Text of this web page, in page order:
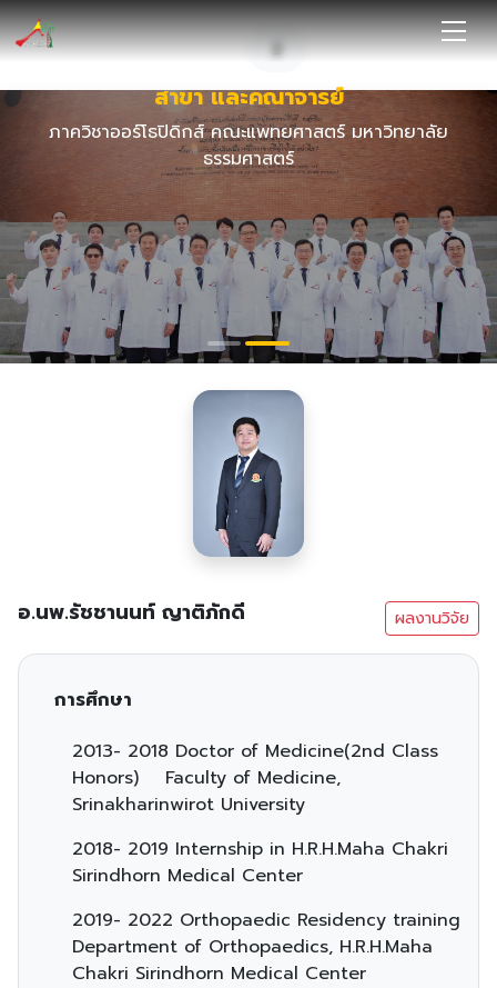
1 2
สาขา และคณาจารย์
ภาควิชาออร์โธปิดิกส์ คณะแพทยศาสตร์ มหาวิทยาลัย
ธรรมศาสตร์
อ.นพ.รัชชานนท์ ญาติภักดี ผลงานวิจัย
การศึกษา
2013- 2018 Doctor of Medicine(2nd Class
Honors) Faculty of Medicine,
Srinakharinwirot University
2018- 2019 Internship in H.R.H.Maha Chakri
Sirindhorn Medical Center
2019- 2022 Orthopaedic Residency training
Department of Orthopaedics, H.R.H.Maha
Chakri Sirindhorn Medical Center